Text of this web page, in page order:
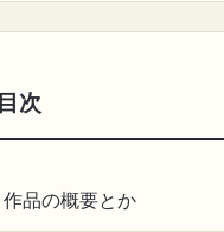
目次
作品の概要とか